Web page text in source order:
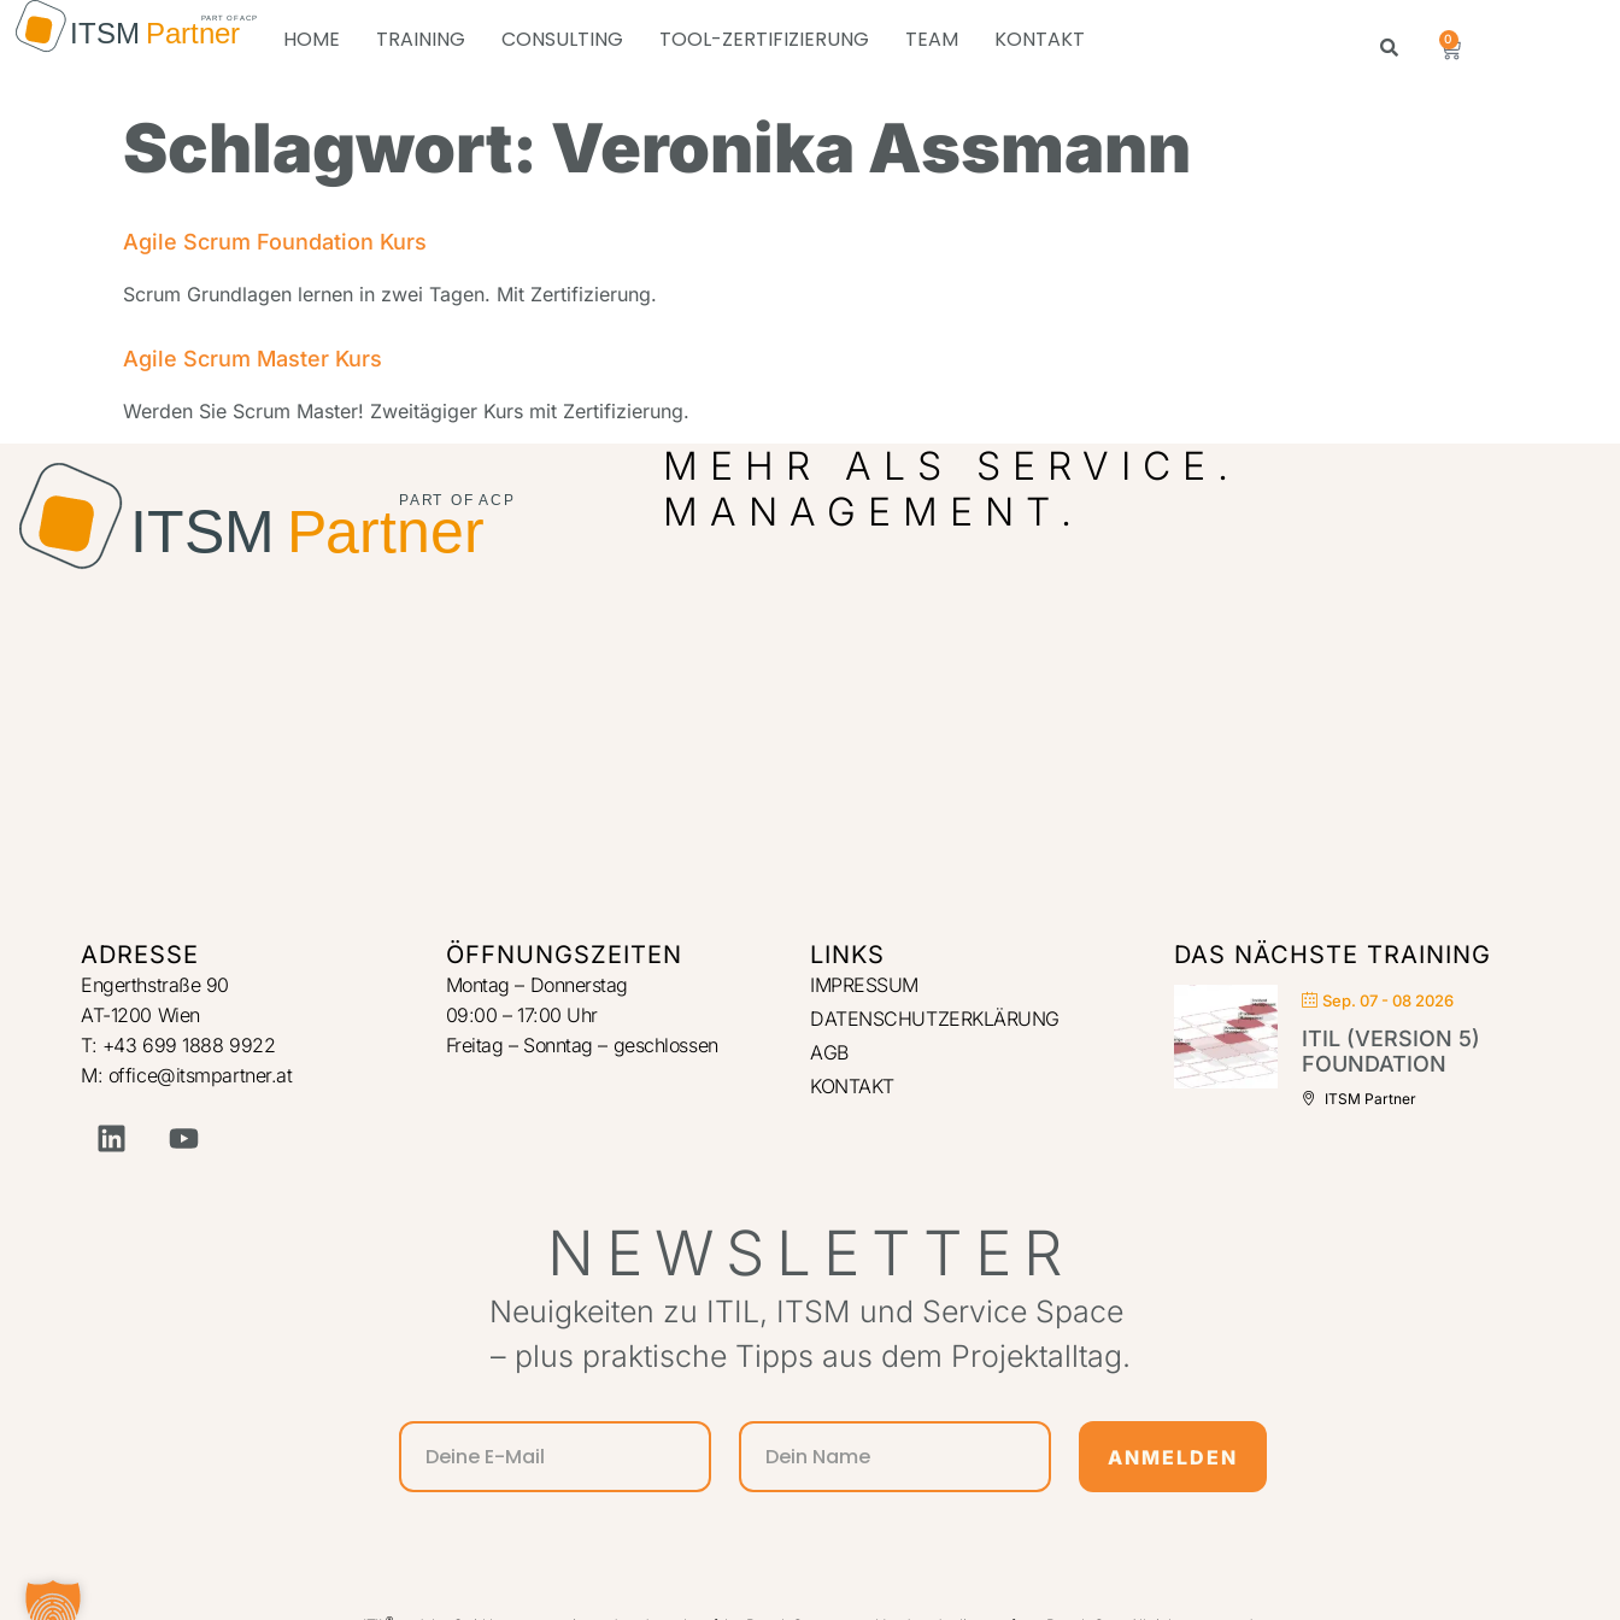
HOME TRAINING CONSULTING TOOL-ZERTIFIZIERUNG TEAM KONTAKT 0
Schlagwort: Veronika Assmann
Agile Scrum Foundation Kurs
Scrum Grundlagen lernen in zwei Tagen. Mit Zertifizierung.
Agile Scrum Master Kurs
Werden Sie Scrum Master! Zweitägiger Kurs mit Zertifizierung.
MEHR ALS SERVICE.
MANAGEMENT.
ADRESSE
Engerthstraße 90
AT-1200 Wien
T: +43 699 1888 9922
M: office@itsmpartner.at
ÖFFNUNGSZEITEN
Montag – Donnerstag
09:00 – 17:00 Uhr
Freitag – Sonntag – geschlossen
LINKS
IMPRESSUM
DATENSCHUTZERKLÄRUNG
AGB
KONTAKT
DAS NÄCHSTE TRAINING
Sep. 07 - 08 2026
ITIL (VERSION 5)
FOUNDATION
ITSM Partner
NEWSLETTER
Neuigkeiten zu ITIL, ITSM und Service Space
– plus praktische Tipps aus dem Projektalltag.
ANMELDEN